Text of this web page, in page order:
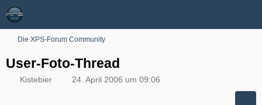
Die XPS-Forum Community
User-Foto-Thread
Kistebier 24. April 2006 um 09:06